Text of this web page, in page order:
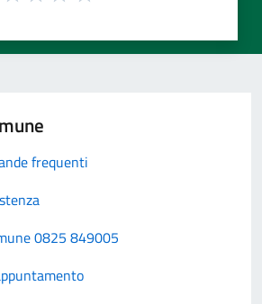
frequenti
0825 849005